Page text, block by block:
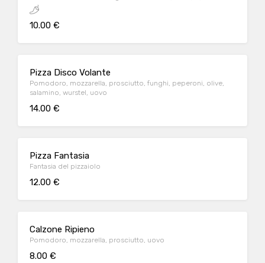
10.00 €
Pizza Disco Volante
Pomodoro, mozzarella, prosciutto, funghi, peperoni, olive,
salamino, wurstel, uovo
14.00 €
Pizza Fantasia
Fantasia del pizzaiolo
12.00 €
Calzone Ripieno
Pomodoro, mozzarella, prosciutto, uovo
8.00 €